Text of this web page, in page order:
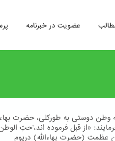
عضویت در خبرنامه
وطن دوستی به طوركلی، حضرت
«از قبل فرموده اند،'حبّ
عظمت (حضرت بهاءالله) دریوم